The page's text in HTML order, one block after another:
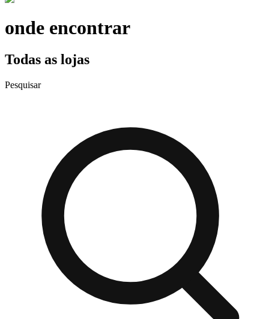
onde encontrar
Todas as lojas
Pesquisar